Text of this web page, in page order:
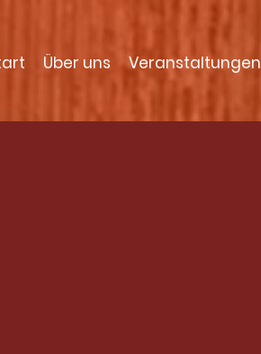
Über uns Veranstaltungen